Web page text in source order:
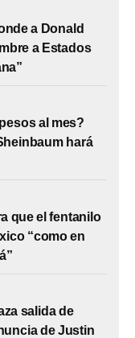
a Donald
a Estados
al mes?
hará
que el fentanilo
“como en
salida de
de Justin